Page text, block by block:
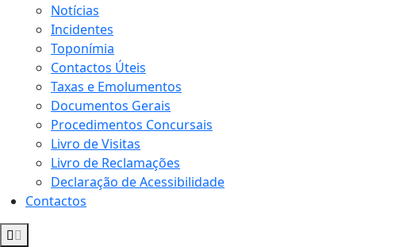
Notícias
Incidentes
Toponímia
Contactos Úteis
Taxas e Emolumentos
Documentos Gerais
Procedimentos Concursais
Livro de Visitas
Livro de Reclamações
Declaração de Acessibilidade
Contactos